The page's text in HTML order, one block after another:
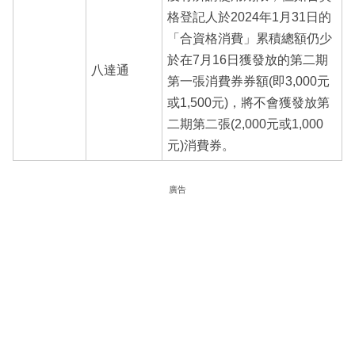
八達通
格登記人於2024年1月31日的
「合資格消費」累積總額仍少
於在7月16日獲發放的第二期
第一張消費券券額(即3,000元
或1,500元)，將不會獲發放第
二期第二張(2,000元或1,000
元)消費券。
廣告